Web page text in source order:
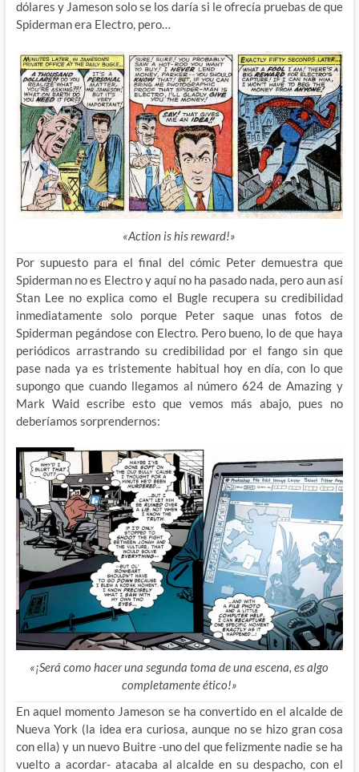
dólares y Jameson solo se los daría si le ofrecía pruebas de que
Spiderman era Electro, pero…
«Action is his reward!»
Por supuesto para el final del cómic Peter demuestra que
Spiderman no es Electro y aquí no ha pasado nada, pero aun así
Stan Lee no explica como el Bugle recupera su credibilidad
inmediatamente solo porque Peter saque unas fotos de
Spiderman pegándose con Electro. Pero bueno, lo de que haya
periódicos arrastrando su credibilidad por el fango sin que
pase nada ya es tristemente habitual hoy en día, con lo que
supongo que cuando llegamos al número 624 de Amazing y
Mark Waid escribe esto que vemos más abajo, pues no
deberíamos sorprendernos:
«¡Será como hacer una segunda toma de una escena, es algo
completamente ético!»
En aquel momento Jameson se ha convertido en el alcalde de
Nueva York (la idea era curiosa, aunque no se hizo gran cosa
con ella) y un nuevo Buitre -uno del que felizmente nadie se ha
vuelto a acordar- atacaba al alcalde en su despacho, con el